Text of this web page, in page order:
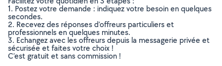
1. Postez votre demande : indiquez votre besoin en quelques
secondes.
2. Recevez des réponses d’offreurs particuliers et
professionnels en quelques minutes.
3. Echangez avec les offreurs depuis la messagerie privée et
sécurisée et faites votre choix !
C’est gratuit et sans commission !